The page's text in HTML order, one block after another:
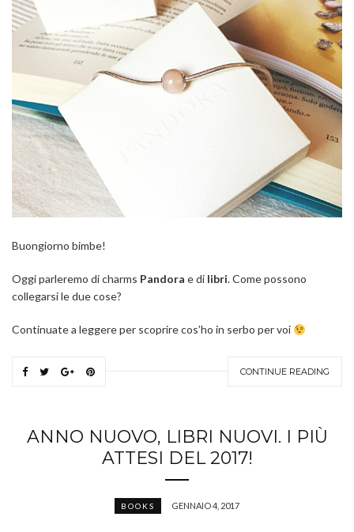
Buongiorno bimbe!
Oggi parleremo di charms Pandora e di libri. Come possono
collegarsi le due cose?
Continuate a leggere per scoprire cos’ho in serbo per voi
CONTINUE READING
ANNO NUOVO, LIBRI NUOVI. I PIÙ
ATTESI DEL 2017!
BOOKS GENNAIO 4, 2017